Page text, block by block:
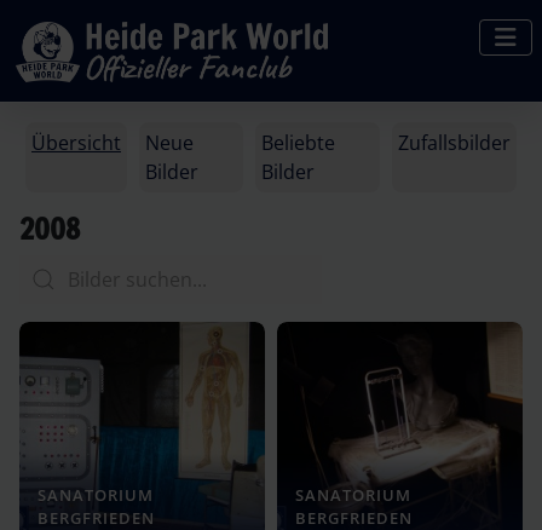
Übersicht
Neue
Bilder
Beliebte
Bilder
Zufallsbilder
2008
SANATORIUM
BERGFRIEDEN
SANATORIUM
BERGFRIEDEN